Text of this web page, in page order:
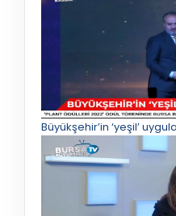
Büyükşehir’in ‘yeşil’